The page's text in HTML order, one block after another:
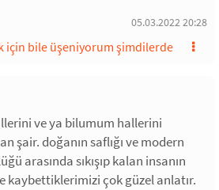
05.03.2022 20:28
için bile üşeniyorum şimdilerde
ve ya bilumum hallerini
şair. doğanın saflığı ve modern
arasında sıkışıp kalan insanın
kaybettiklerimizi çok güzel anlatır.